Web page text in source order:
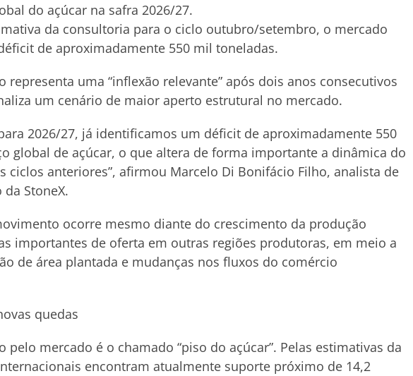
do açúcar na safra 2026/27.
da consultoria para o ciclo outubro/setembro, o mercado
de aproximadamente 550 mil toneladas.
representa uma “inflexão relevante” após dois anos consecutivos
um cenário de maior aperto estrutural no mercado.
2026/27, já identificamos um déficit de aproximadamente 550
global de açúcar, o que altera de forma importante a dinâmica do
ciclos anteriores”, afirmou Marcelo Di Bonifácio Filho, analista de
StoneX.
ocorre mesmo diante do crescimento da produção
importantes de oferta em outras regiões produtoras, em meio a
de área plantada e mudanças nos fluxos do comércio
quedas
mercado é o chamado “piso do açúcar”. Pelas estimativas da
encontram atualmente suporte próximo de 14,2